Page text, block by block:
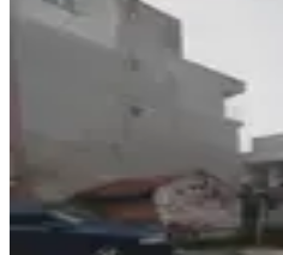
Buca İnönü
Buca, İnönü
27.273/